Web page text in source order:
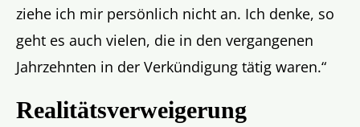
ziehe ich mir persönlich nicht an. Ich denke, so
geht es auch vielen, die in den vergangenen
Jahrzehnten in der Verkündigung tätig waren.“
Realitätsverweigerung